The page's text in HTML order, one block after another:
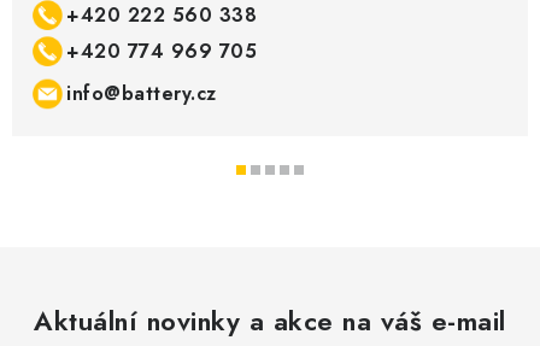
+420 222 560 338
+420 774 969 705
info@battery.cz
Aktuální novinky a akce na váš e-mail